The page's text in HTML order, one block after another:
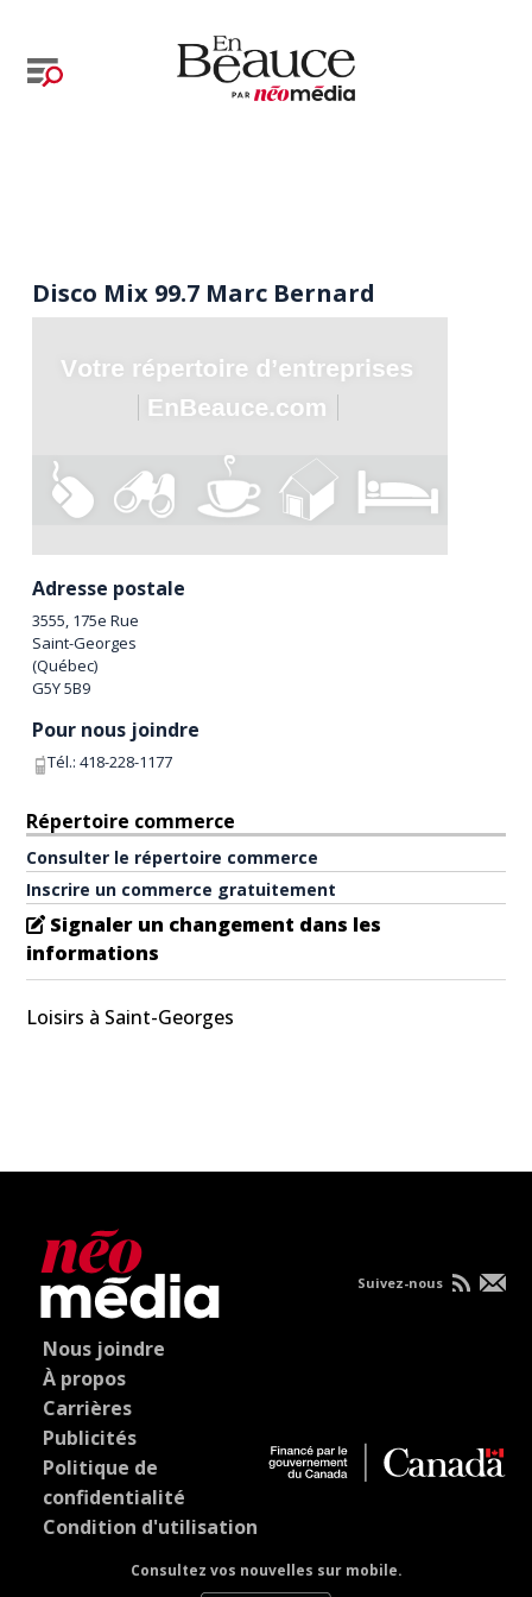
Disco Mix 99.7 Marc Bernard
Adresse postale
3555, 175e Rue
Saint-Georges
(Québec)
G5Y 5B9
Pour nous joindre
Tél.:418-228-1177
Répertoire commerce
Consulter le répertoire commerce
Inscrire un commerce gratuitement
Signaler un changement dans les
informations
Loisirs à Saint-Georges
Nous joindre
À propos
Carrières
Publicités
Politique de
confidentialité
Condition d'utilisation
Consultez vos nouvelles sur mobile.
Suivez-nous